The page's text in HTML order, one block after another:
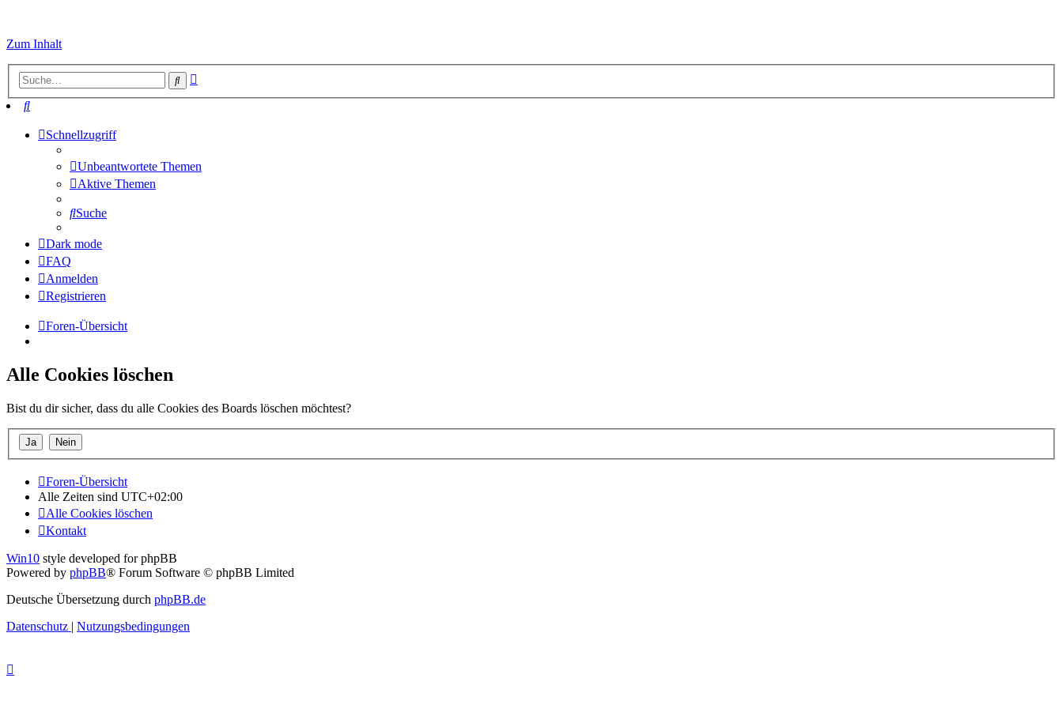
Zum Inhalt
Suche
Suche
Schnellzugriff
Unbeantwortete Themen
Aktive Themen
Suche
Dark mode
FAQ
Anmelden
Registrieren
Foren-Übersicht
Alle Cookies löschen
Bist du dir sicher, dass du alle Cookies des Boards löschen möchtest?
Foren-Übersicht
Alle Zeiten sind UTC+02:00
Alle Cookies löschen
Kontakt
Win10 style developed for phpBB
Powered by phpBB® Forum Software © phpBB Limited
Deutsche Übersetzung durch phpBB.de
Datenschutz | Nutzungsbedingungen